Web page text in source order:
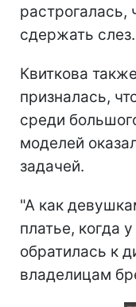
растрогалась,
сдержать слез.
Квиткова
призналась,
среди
моделей
задачей.
"А как
платье, когда
обратилась к
владелицам